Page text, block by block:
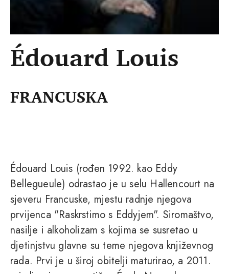
Édouard Louis
FRANCUSKA
Édouard Louis (rođen 1992. kao Eddy
Bellegueule) odrastao je u selu Hallencourt na
sjeveru Francuske, mjestu radnje njegova
prvijenca "Raskrstimo s Eddyjem". Siromaštvo,
nasilje i alkoholizam s kojima se susretao u
djetinjstvu glavne su teme njegova književnog
rada. Prvi je u široj obitelji maturirao, a 2011.